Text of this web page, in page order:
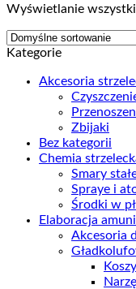
Wyświetlanie
Kategorie
Akcesoria
Zbijaki
Bez kategorii
Chemia
Smary
Spraye i
Środki w
Elaboracja
Akcesoria